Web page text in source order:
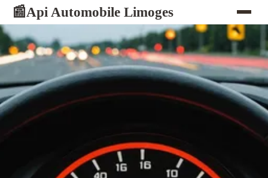
📰Api Automobile Limoges